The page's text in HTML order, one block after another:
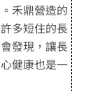
禾鼎營造的
多短住的長
發現，讓長
健康也是一